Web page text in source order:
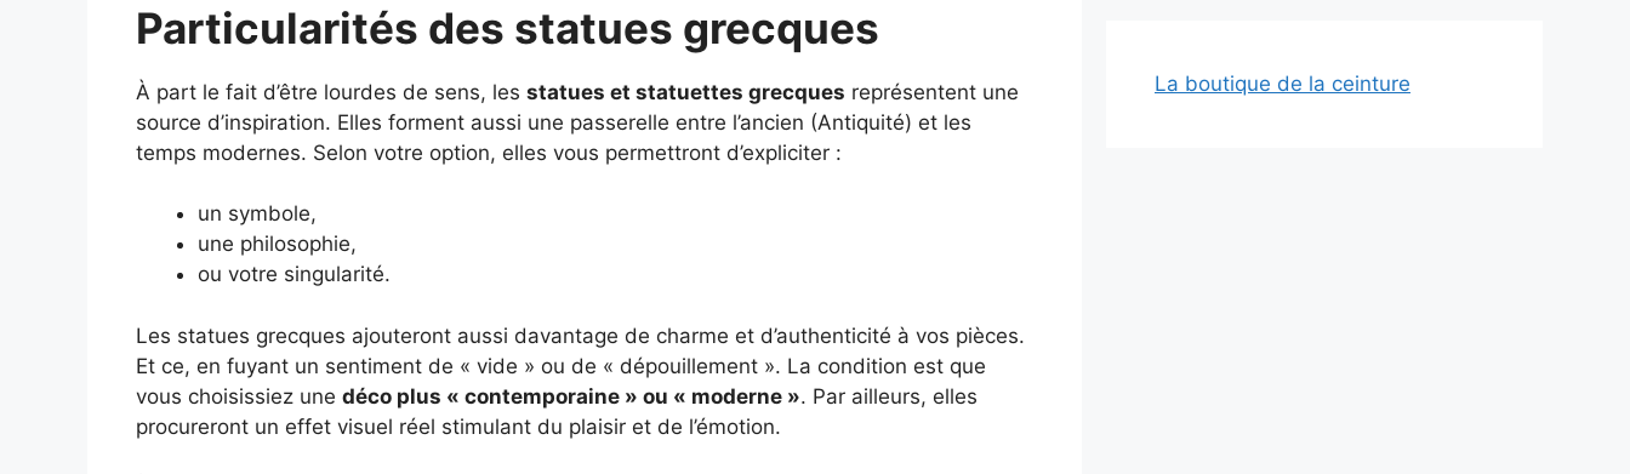
Particularités des statues grecques
À part le fait d’être lourdes de sens, les statues et statuettes grecques représentent une
source d’inspiration. Elles forment aussi une passerelle entre l’ancien (Antiquité) et les
temps modernes. Selon votre option, elles vous permettront d’expliciter :
un symbole,
une philosophie,
ou votre singularité.
Les statues grecques ajouteront aussi davantage de charme et d’authenticité à vos pièces.
Et ce, en fuyant un sentiment de « vide » ou de « dépouillement ». La condition est que
vous choisissiez une déco plus « contemporaine » ou « moderne ». Par ailleurs, elles
procureront un effet visuel réel stimulant du plaisir et de l’émotion.
La boutique de la ceinture